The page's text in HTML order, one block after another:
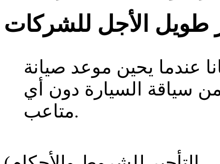
طويل الأجل للشركات
عندما يحين موعد صيانة
سياقة السيارة دون أي
متاعب.